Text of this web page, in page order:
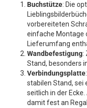
Buchstütze: Die
vorbereiteten
einfache Montage
Lieferumfang
Wandbefestigung:
Stand, besonders
Verbindungsplatte
stabilen Stand, sei
seitlich in der
damit fest an